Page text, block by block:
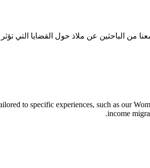
من الباحثين عن ملاذ حول القضايا التي
to specific experiences, such as our
income